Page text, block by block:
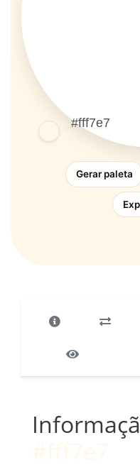
Gerar paleta
#fff7e7